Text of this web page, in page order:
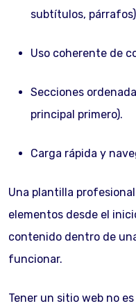
subtítulos,
Uso coherente de
Secciones
principal primero).
Carga rápida y
Una plantilla
elementos desde el
contenido dentro de
funcionar.
Tener un sitio web no